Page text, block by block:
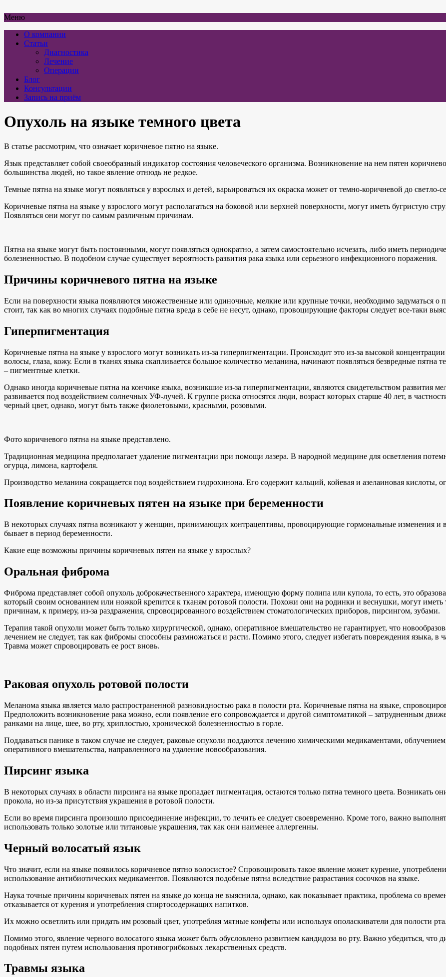
Меню
О компании
Статьи
Диагностика
Лечение
Операции
Блог
Консультации
Запись на приём
Опухоль на языке темного цвета
В статье рассмотрим, что означает коричневое пятно на языке.
Язык представляет собой своеобразный индикатор состояния человеческого организма. Возникновение на нем пятен
большинства людей, но такое явление отнюдь не редкое.
Темные пятна на языке могут появляться у взрослых и детей, варьироваться их окраска может от темно-коричневой до светло-
Коричневые пятна на языке у взрослого могут располагаться на боковой или верхней поверхности, могут иметь бугристую
Появляться они могут по самым различным причинам.
Пятна на языке могут быть постоянными, могут появляться однократно, а затем самостоятельно исчезать, либо иметь
болезненностью. В подобном случае существует вероятность развития рака языка или серьезного инфекционного поражения.
Причины коричневого пятна на языке
Если на поверхности языка появляются множественные или одиночные, мелкие или крупные точки, необходимо задуматься о
стоит, так как во многих случаях подобные пятна вреда в себе не несут, однако, провоцирующие факторы следует все-таки
Гиперпигментация
Коричневые пятна на языке у взрослого могут возникать из-за гиперпигментации. Происходит это из-за высокой
волосы, глаза, кожу. Если в тканях языка скапливается большое количество меланина, начинают появляться безвредные
– пигментные клетки.
Однако иногда коричневые пятна на кончике языка, возникшие из-за гиперпигментации, являются свидетельством развития
развивается под воздействием солнечных УФ-лучей. К группе риска относятся люди, возраст которых старше 40 лет, в
черный цвет, однако, могут быть также фиолетовыми, красными, розовыми.
Фото коричневого пятна на языке представлено.
Традиционная медицина предполагает удаление пигментации при помощи лазера. В народной медицине для осветления
огурца, лимона, картофеля.
Производство меланина сокращается под воздействием гидрохинона. Его содержит кальций, койевая и азелаиновая кислоты,
Появление коричневых пятен на языке при беременности
В некоторых случаях пятна возникают у женщин, принимающих контрацептивы, провоцирующие гормональные изменения и
бывает в период беременности.
Какие еще возможны причины коричневых пятен на языке у взрослых?
Оральная фиброма
Фиброма представляет собой опухоль доброкачественного характера, имеющую форму полипа или купола, то есть, это
который своим основанием или ножкой крепится к тканям ротовой полости. Похожи они на родинки и веснушки, могут
причинам, к примеру, из-за раздражения, спровоцированного воздействием стоматологических приборов, пирсингом, зубами.
Терапия такой опухоли может быть только хирургической, однако, оперативное вмешательство не гарантирует, что
лечением не следует, так как фибромы способны размножаться и расти. Помимо этого, следует избегать повреждения языка, в
Травма может спровоцировать ее рост вновь.
Раковая опухоль ротовой полости
Меланома языка является мало распространенной разновидностью рака в полости рта. Коричневые пятна на языке,
Предположить возникновение рака можно, если появление его сопровождается и другой симптоматикой – затрудненным
ранками на лице, шее, во рту, хриплостью, хронической болезненностью в горле.
Поддаваться панике в таком случае не следует, раковые опухоли поддаются лечению химическими медикаментами,
оперативного вмешательства, направленного на удаление новообразования.
Пирсинг языка
В некоторых случаях в области пирсинга на языке пропадает пигментация, остаются только пятна темного цвета. Возникать
прокола, но из-за присутствия украшения в ротовой полости.
Если во время пирсинга произошло присоединение инфекции, то лечить ее следует своевременно. Кроме того, важно
использовать только золотые или титановые украшения, так как они наименее аллергенны.
Черный волосатый язык
Что значит, если на языке появилось коричневое пятно волосистое? Спровоцировать такое явление может курение,
использование антибиотических медикаментов. Появляются подобные пятна вследствие разрастания сосочков на языке.
Наука точные причины коричневых пятен на языке до конца не выяснила, однако, как показывает практика, проблема со
отказывается от курения и употребления спиртосодержащих напитков.
Их можно осветлить или придать им розовый цвет, употребляя мятные конфеты или используя ополаскиватели для полости рта.
Помимо этого, явление черного волосатого языка может быть обусловлено развитием кандидоза во рту. Важно убедиться, что
подобных пятен путем использования противогрибковых лекарственных средств.
Травмы языка